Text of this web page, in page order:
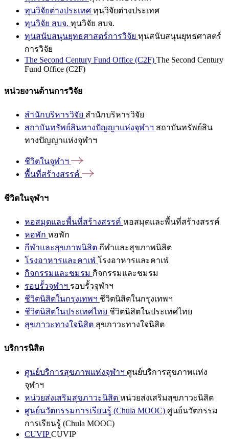
ทุนวิจัยต่างประเทศ ทุนวิจัยต่างประเทศ
ทุนวิจัย สบจ. ทุนวิจัย สบจ.
ทุนสนับสนุนยุทธศาสตร์การวิจัย ทุนสนับสนุนยุทธศาสตร์
การวิจัย
The Second Century Fund Office (C2F) The Second Century
Fund Office (C2F)
หน่วยงานด้านการวิจัย
สำนักบริหารวิจัย สำนักบริหารวิจัย
สถาบันทรัพย์สินทางปัญญาแห่งจุฬาฯ สถาบันทรัพย์สิน
ทางปัญญาแห่งจุฬาฯ
ชีวิตในจุฬาฯ
พื้นที่สร้างสรรค์
ชีวิตในจุฬาฯ
หอสมุดและพื้นที่สร้างสรรค์ หอสมุดและพื้นที่สร้างสรรค์
หอพัก หอพัก
กีฬาและสุขภาพนิสิต กีฬาและสุขภาพนิสิต
โรงอาหารและคาเฟ่ โรงอาหารและคาเฟ่
กิจกรรมและชมรม กิจกรรมและชมรม
รอบรั้วจุฬาฯ รอบรั้วจุฬาฯ
ชีวิตนิสิตในกรุงเทพฯ ชีวิตนิสิตในกรุงเทพฯ
ชีวิตนิสิตในประเทศไทย ชีวิตนิสิตในประเทศไทย
สุขภาวะทางใจนิสิต สุขภาวะทางใจนิสิต
บริการนิสิต
ศูนย์บริการสุขภาพแห่งจุฬาฯ ศูนย์บริการสุขภาพแห่ง
จุฬาฯ
หน่วยส่งเสริมสุขภาวะนิสิต หน่วยส่งเสริมสุขภาวะนิสิต
ศูนย์นวัตกรรมการเรียนรู้ (Chula MOOC) ศูนย์นวัตกรรม
การเรียนรู้ (Chula MOOC)
CUVIPCUVIP